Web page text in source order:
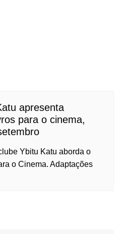
apresenta
para o cinema,
Ybitu Katu aborda o
o Cinema. Adaptações